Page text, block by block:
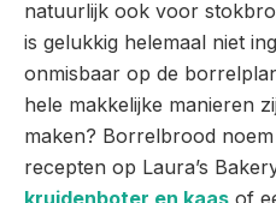
natuurlijk ook voor
is gelukkig helemaal niet
onmisbaar op de
hele makkelijke manieren
maken? Borrelbrood
recepten op Laura’s
kruidenboter en kaas of